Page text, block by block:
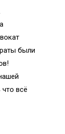
были
всё